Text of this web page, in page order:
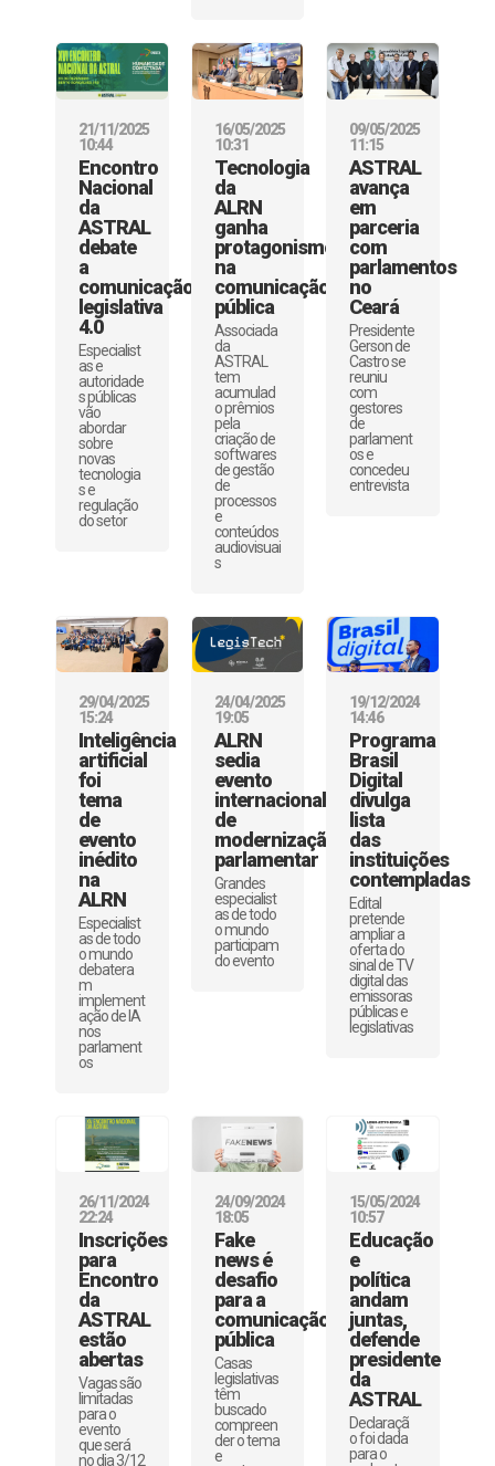
21/11/2025
10:44
Encontro
Nacional
da
ASTRAL
debate
a
comunicação
legislativa
4.0
Especialist
as e
autoridade
s públicas
vão
abordar
sobre
novas
tecnologia
s e
regulação
do setor
16/05/2025
10:31
Tecnologia
da
ALRN
ganha
protagonismo
na
comunicação
pública
Associada
da
ASTRAL
tem
acumulad
o prêmios
pela
criação de
softwares
de gestão
de
processos
e
conteúdos
audiovisuai
s
09/05/2025
11:15
ASTRAL
avança
em
parceria
com
parlamentos
no
Ceará
Presidente
Gerson de
Castro se
reuniu
com
gestores
de
parlament
os e
concedeu
entrevista
29/04/2025
15:24
Inteligência
artificial
foi
tema
de
evento
inédito
na
ALRN
Especialist
as de todo
o mundo
debatera
m
implement
ação de IA
nos
parlament
os
24/04/2025
19:05
ALRN
sedia
evento
internacional
de
modernização
parlamentar
Grandes
especialist
as de todo
o mundo
participam
do evento
19/12/2024
14:46
Programa
Brasil
Digital
divulga
lista
das
instituições
contempladas
Edital
pretende
ampliar a
oferta do
sinal de TV
digital das
emissoras
públicas e
legislativas
26/11/2024
22:24
Inscrições
para
Encontro
da
ASTRAL
estão
abertas
Vagas são
limitadas
para o
evento
que será
no dia 3/12
24/09/2024
18:05
Fake
news é
desafio
para a
comunicação
pública
Casas
legislativas
têm
buscado
compreen
der o tema
e
15/05/2024
10:57
Educação
e
política
andam
juntas,
defende
presidente
da
ASTRAL
Declaraçã
o foi dada
para o